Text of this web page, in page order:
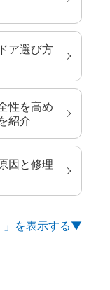
ア選び方
性を高め
紹介
因と修理
」を